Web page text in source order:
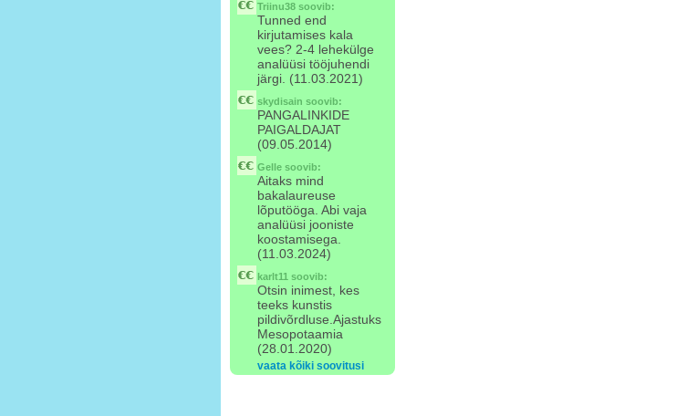
Triinu38 soovib:
Tunned end
kirjutamises kala
vees? 2-4 lehekülge
analüüsi tööjuhendi
järgi. (11.03.2021)
skydisain soovib:
PANGALINKIDE
PAIGALDAJAT
(09.05.2014)
Gelle soovib:
Aitaks mind
bakalaureuse
lõputööga. Abi vaja
analüüsi jooniste
koostamisega.
(11.03.2024)
karlt11 soovib:
Otsin inimest, kes
teeks kunstis
pildivõrdluse.Ajastuks
Mesopotaamia
(28.01.2020)
vaata kõiki soovitusi